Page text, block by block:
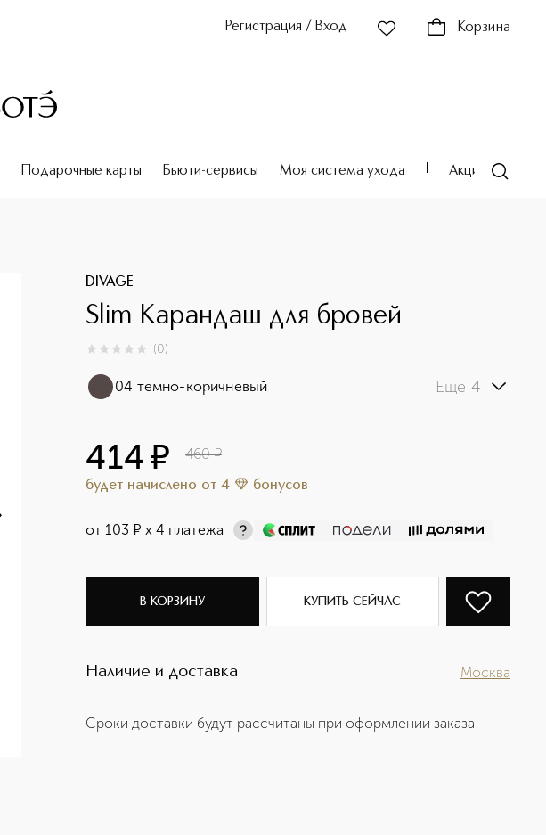
Регистрация / Вход Корзина
Подарочные карты Бьюти-сервисы Моя система ухода Акции
DIVAGE
Slim Карандаш для бровей
0из 0 (0)
04 темно-коричневый Еще 4
414 ¤ 460 ¤
будет начислено от 4 бонусов
от 103 ¤ х 4 платежа
В КОРЗИНУ КУПИТЬ СЕЙЧАС
Наличие и доставка Москва
Сроки доставки будут рассчитаны при оформлении заказа